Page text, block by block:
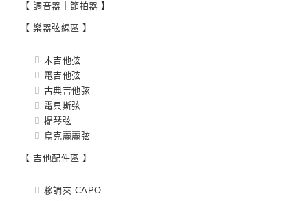
【 調音器｜節拍器 】
【 樂器弦線區 】
木吉他弦
電吉他弦
古典吉他弦
電貝斯弦
提琴弦
烏克麗麗弦
【 吉他配件區 】
移調夾 CAPO